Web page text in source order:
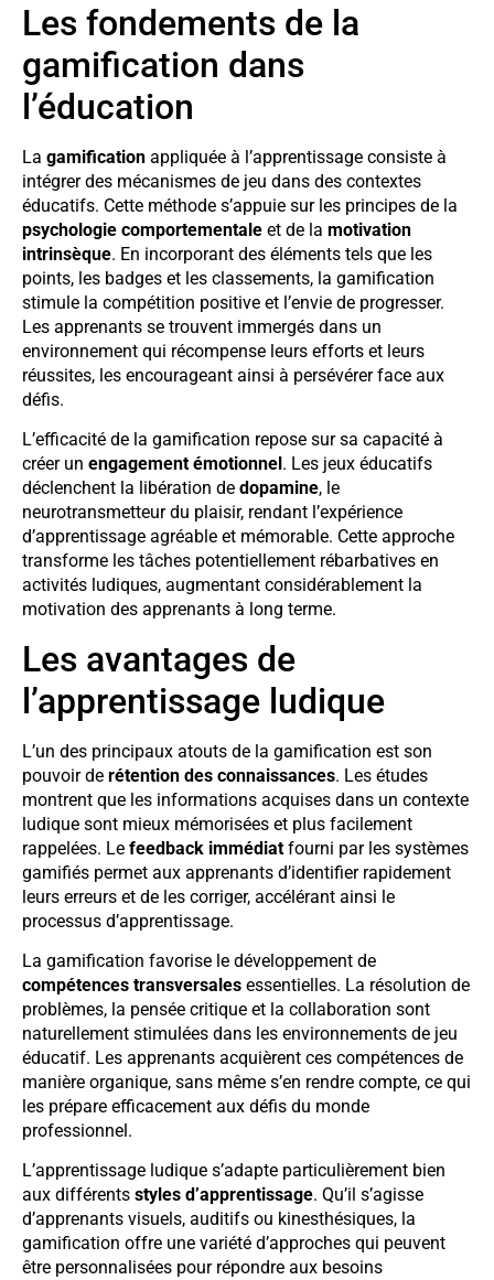
Les fondements de la
gamification dans
l’éducation
La gamification appliquée à l’apprentissage consiste à
intégrer des mécanismes de jeu dans des contextes
éducatifs. Cette méthode s’appuie sur les principes de la
psychologie comportementale et de la motivation
intrinsèque. En incorporant des éléments tels que les
points, les badges et les classements, la gamification
stimule la compétition positive et l’envie de progresser.
Les apprenants se trouvent immergés dans un
environnement qui récompense leurs efforts et leurs
réussites, les encourageant ainsi à persévérer face aux
défis.
L’efficacité de la gamification repose sur sa capacité à
créer un engagement émotionnel . Les jeux éducatifs
déclenchent la libération de dopamine, le
neurotransmetteur du plaisir, rendant l’expérience
d’apprentissage agréable et mémorable. Cette approche
transforme les tâches potentiellement rébarbatives en
activités ludiques, augmentant considérablement la
motivation des apprenants à long terme.
Les avantages de
l’apprentissage ludique
L’un des principaux atouts de la gamification est son
pouvoir de rétention des connaissances. Les études
montrent que les informations acquises dans un contexte
ludique sont mieux mémorisées et plus facilement
rappelées. Le feedback immédiat fourni par les systèmes
gamifiés permet aux apprenants d’identifier rapidement
leurs erreurs et de les corriger, accélérant ainsi le
processus d’apprentissage.
La gamification favorise le développement de
compétences transversales essentielles. La résolution de
problèmes, la pensée critique et la collaboration sont
naturellement stimulées dans les environnements de jeu
éducatif. Les apprenants acquièrent ces compétences de
manière organique, sans même s’en rendre compte, ce qui
les prépare efficacement aux défis du monde
professionnel.
L’apprentissage ludique s’adapte particulièrement bien
aux différents styles d’apprentissage. Qu’il s’agisse
d’apprenants visuels, auditifs ou kinesthésiques, la
gamification offre une variété d’approches qui peuvent
être personnalisées pour répondre aux besoins